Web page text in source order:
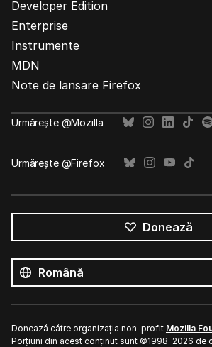
Developer Edition
Enterprise
Instrumente
MDN
Note de lansare Firefox
Urmărește @Mozilla
Urmărește @Firefox
Donează
limbile
Limbă
Donează către organizația non-profit Mozilla
Porțiuni din acest conținut sunt ©1998–2026 de